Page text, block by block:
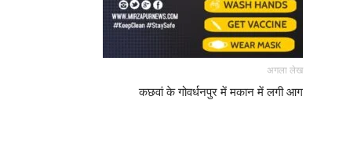
News अगला लेख
कछवां के गोवर्धनपुर में मकान में लगी आग